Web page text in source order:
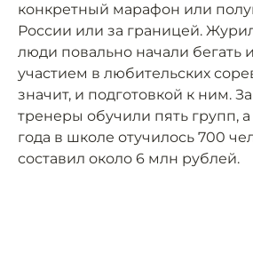
конкретный марафон или
России или за границей.
люди повально начали бегать
участием в любительских
значит, и подготовкой к ним.
тренеры обучили пять групп, а
года в школе отучилось 700
составил около 6 млн рублей.